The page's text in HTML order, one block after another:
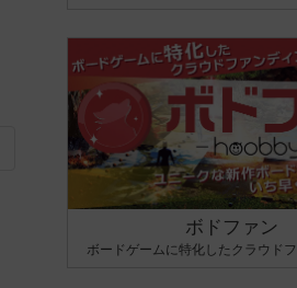
ボドファン
ボードゲームに特化したクラウド